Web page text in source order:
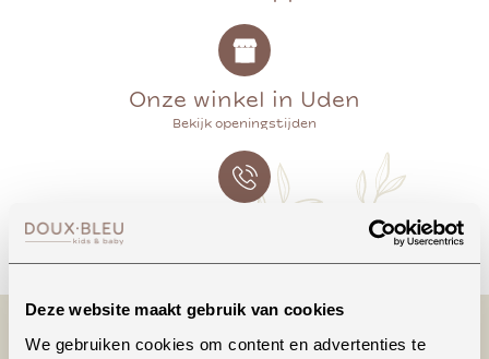
Deze website maakt gebruik van cookies
We gebruiken cookies om content en advertenties te
Onze winkel in Uden
Bekijk openingstijden